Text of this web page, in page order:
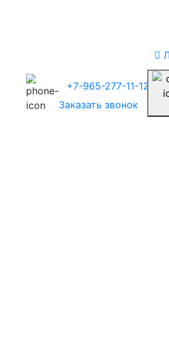
+7-965-277-11-12
Заказать звонок